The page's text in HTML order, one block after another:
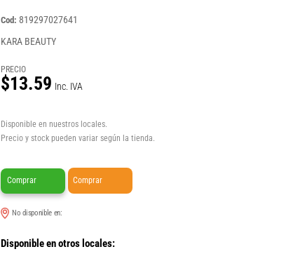
Cod: 819297027641
KARA BEAUTY
PRECIO
$13.59 Inc. IVA
Disponible en nuestros locales.
Precio y stock pueden variar según la tienda.
Comprar Comprar
No disponible en:
Disponible en otros locales: